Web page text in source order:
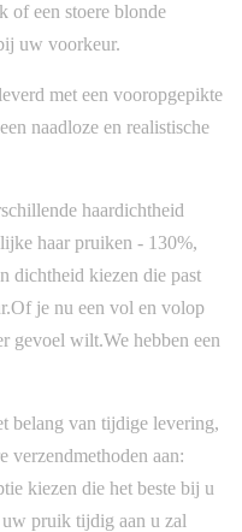
of een stoere blonde
uw voorkeur.
met een vooropgepikte
naadloze en realistische
haardichtheid
haar pruiken - 130%,
dichtheid kiezen die past
je nu een vol en volop
gevoel wilt.We hebben een
belang van tijdige levering,
verzendmethoden aan:
kiezen die het beste bij u
pruik tijdig aan u zal